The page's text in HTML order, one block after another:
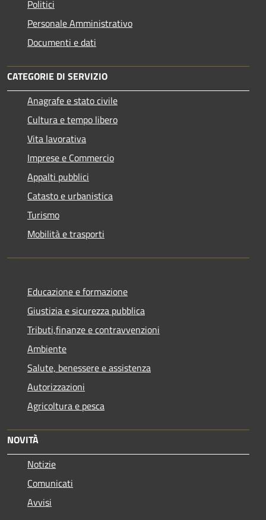
Politici
Personale Amministrativo
Documenti e dati
CATEGORIE DI SERVIZIO
Anagrafe e stato civile
Cultura e tempo libero
Vita lavorativa
Imprese e Commercio
Appalti pubblici
Catasto e urbanistica
Turismo
Mobilità e trasporti
Educazione e formazione
Giustizia e sicurezza pubblica
Tributi,finanze e contravvenzioni
Ambiente
Salute, benessere e assistenza
Autorizzazioni
Agricoltura e pesca
NOVITÀ
Notizie
Comunicati
Avvisi